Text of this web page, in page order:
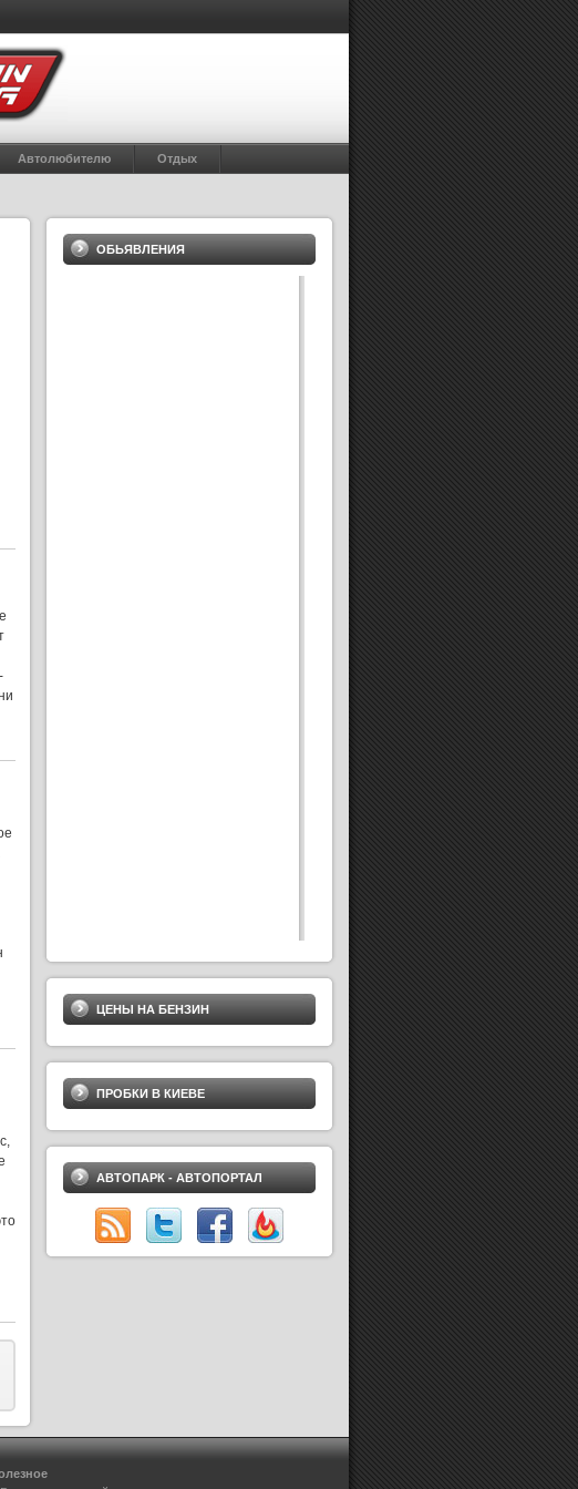
Автолюбителю Отдых
ОБЬЯВЛЕНИЯ
ЦЕНЫ НА БЕНЗИН
ПРОБКИ В КИЕВЕ
АВТОПАРК - АВТОПОРТАЛ